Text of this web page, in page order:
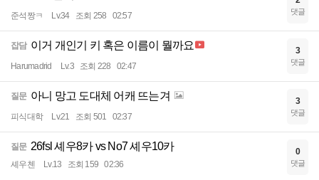
준석짱ㅋ Lv.34 조회 258 02:57 댓글
잡담 이거 개인기 키 혹은 이름이 뭘까요
Harumadrid Lv.3 조회 228 02:47
3
댓글
질문 아니 망고 도대체 어캐 뜨는겨
피식대학 Lv.21 조회 501 02:37
3
댓글
질문 26fsl 셰우8카 vs No7 셰우10카
셰우첸 Lv.13 조회 159 02:36
0
댓글